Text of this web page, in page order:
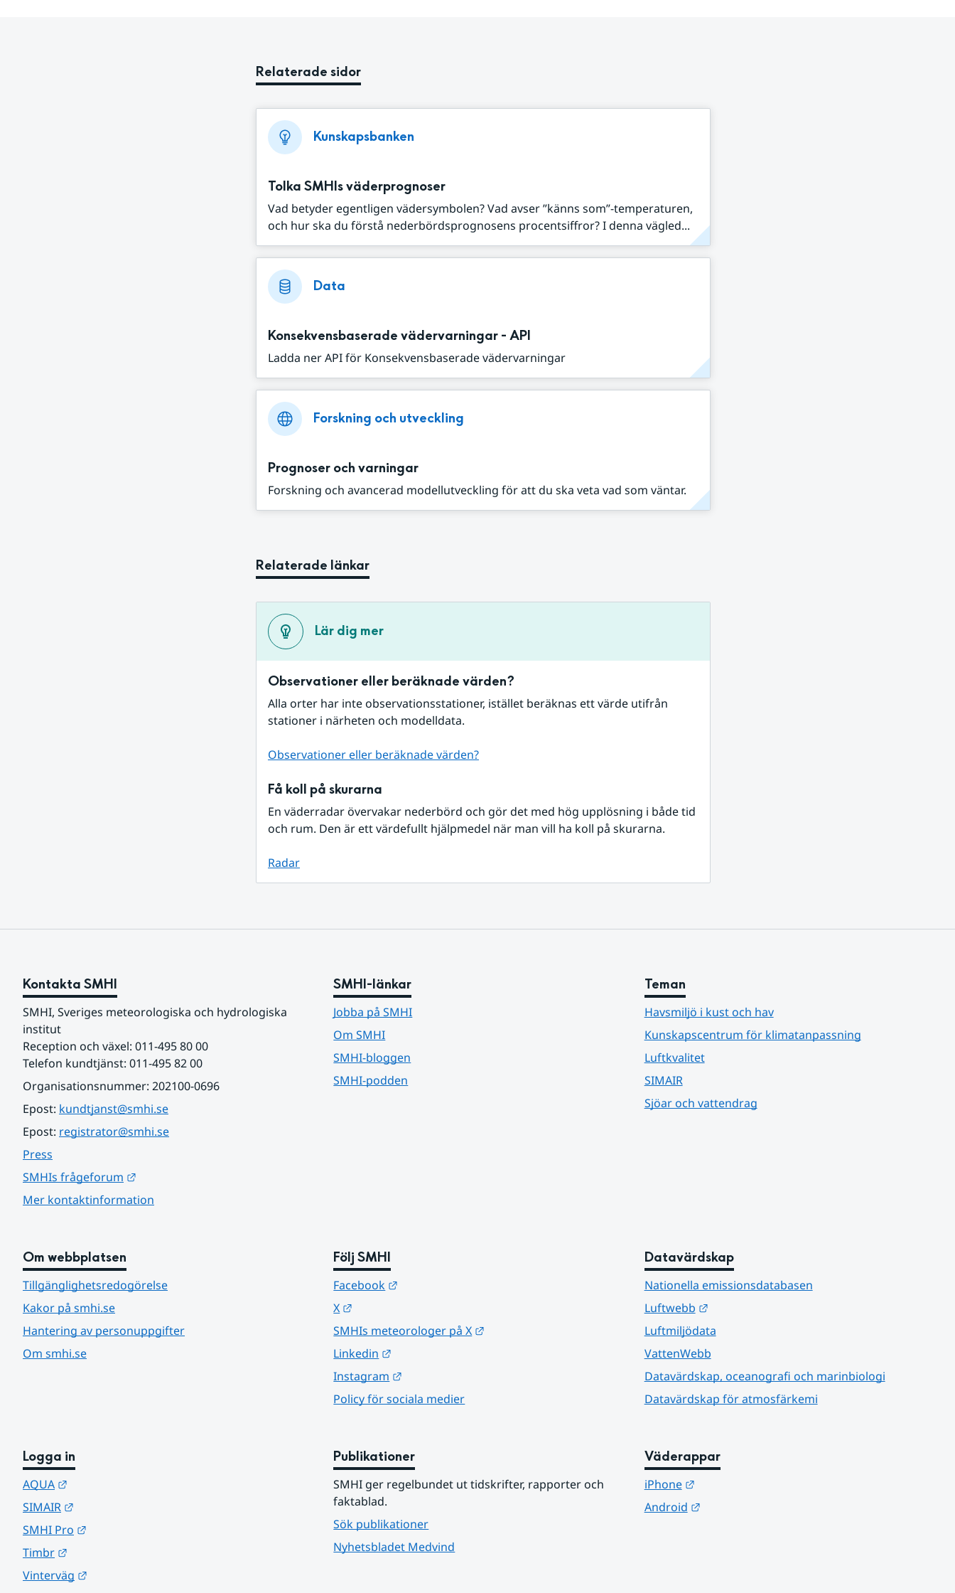
Relaterade sidor
Kunskapsbanken
Tolka SMHIs väderprognoser
Vad betyder egentligen vädersymbolen? Vad avser ”känns som”-temperaturen,
och hur ska du förstå nederbördsprognosens procentsiffror? I denna vägled...
Data
Konsekvensbaserade vädervarningar - API
Ladda ner API för Konsekvensbaserade vädervarningar
Forskning och utveckling
Prognoser och varningar
Forskning och avancerad modellutveckling för att du ska veta vad som väntar.
Relaterade länkar
Lär dig mer
Observationer eller beräknade värden?
Alla orter har inte observationsstationer, istället beräknas ett värde utifrån
stationer i närheten och modelldata.
Observationer eller beräknade värden?
Få koll på skurarna
En väderradar övervakar nederbörd och gör det med hög upplösning i både tid
och rum. Den är ett värdefullt hjälpmedel när man vill ha koll på skurarna.
Radar
Kontakta SMHI
SMHI, Sveriges meteorologiska och hydrologiska
institut
Reception och växel: 011-495 80 00
Telefon kundtjänst: 011-495 82 00
Organisationsnummer: 202100-0696
Epost: kundtjanst@smhi.se
Epost: registrator@smhi.se
Press
SMHIs frågeforum
Mer kontaktinformation
SMHI-länkar
Jobba på SMHI
Om SMHI
SMHI-bloggen
SMHI-podden
Teman
Havsmiljö i kust och hav
Kunskapscentrum för klimatanpassning
Luftkvalitet
SIMAIR
Sjöar och vattendrag
Om webbplatsen
Tillgänglighetsredogörelse
Kakor på smhi.se
Hantering av personuppgifter
Om smhi.se
Följ SMHI
Facebook
X
SMHIs meteorologer på X
Linkedin
Instagram
Policy för sociala medier
Datavärdskap
Nationella emissionsdatabasen
Luftwebb
Länk till annan webbplats.
Luftmiljödata
VattenWebb
Datavärdskap, oceanografi och marinbiologi
Datavärdskap för atmosfärkemi
Logga in
AQUA
SIMAIR
SMHI Pro
Timbr
Vinterväg
Publikationer
SMHI ger regelbundet ut tidskrifter, rapporter och
faktablad.
Sök publikationer
Nyhetsbladet Medvind
Väderappar
iPhone
Länk till annan webbplats.
Android
Länk till annan webbplats.